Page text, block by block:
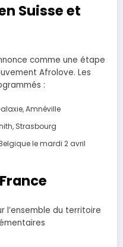
Suisse et
comme une étape
Afrolove. Les
:
Amnéville
Strasbourg
le mardi 2 avril
l’ensemble du territoire